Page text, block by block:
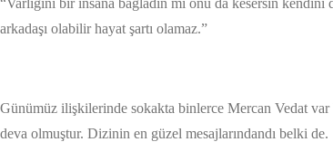
“Varlığını bir insana bağladın mı onu da kesersin
arkadaşı olabilir hayat şartı olamaz.”
Günümüz ilişkilerinde sokakta binlerce Mercan Vedat var
deva olmuştur. Dizinin en güzel mesajlarındandı belki de.